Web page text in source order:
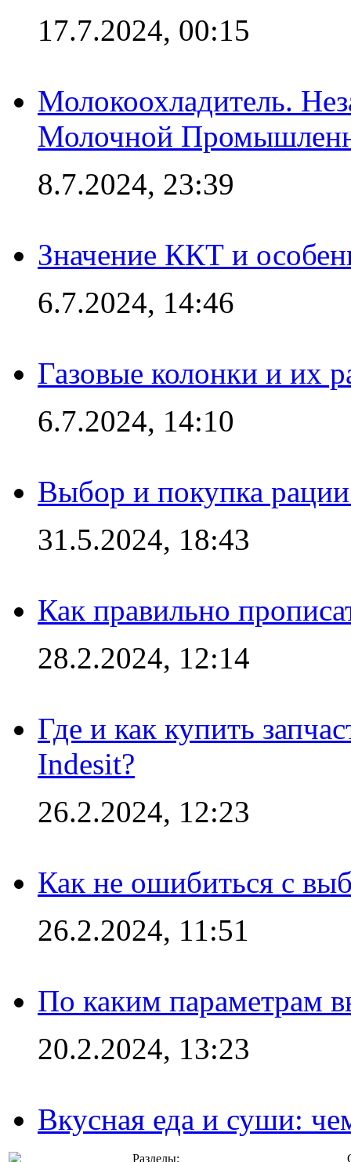
17.7.2024, 00:15
Молокоохладитель.
Молочной
8.7.2024, 23:39
Значение ККТ и
6.7.2024, 14:46
Газовые колонки и их
6.7.2024, 14:10
Выбор и покупка
31.5.2024, 18:43
Как правильно
28.2.2024, 12:14
Где и как купить
Indesit?
26.2.2024, 12:23
Как не ошибиться с
26.2.2024, 11:51
По каким параметрам
20.2.2024, 13:23
Вкусная еда и суши:
Разделы: